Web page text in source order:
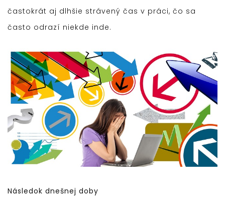
častokrát aj dlhšie strávený čas v práci, čo sa
často odrazí niekde inde.
Následok dnešnej doby